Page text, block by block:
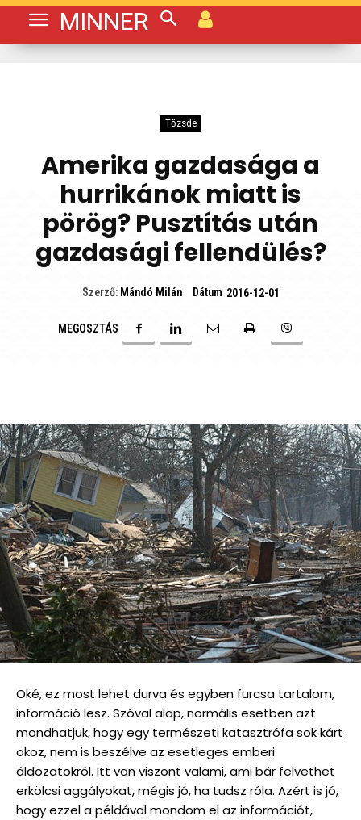
MINNER
Tőzsde
Amerika gazdasága a
hurrikánok miatt is
pörög? Pusztítás után
gazdasági fellendülés?
Szerző: Mándó Milán Dátum 2016-12-01
MEGOSZTÁS
Oké, ez most lehet durva és egyben furcsa tartalom,
információ lesz. Szóval alap, normális esetben azt
mondhatjuk, hogy egy természeti katasztrófa sok kárt
okoz, nem is beszélve az esetleges emberi
áldozatokról. Itt van viszont valami, ami bár felvethet
erkölcsi aggályokat, mégis jó, ha tudsz róla. Azért is jó,
hogy ezzel a példával mondom el az információt,